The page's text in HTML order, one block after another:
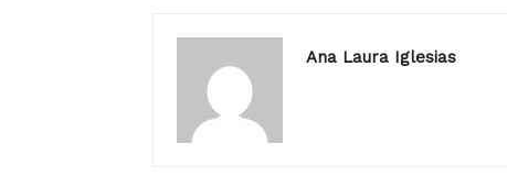
Ana Laura Iglesias